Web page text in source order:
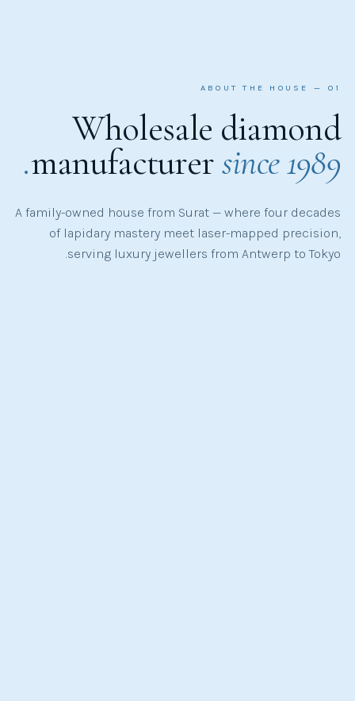
Wholesale
manufacturersince
A family-owned house from Surat — where four
of lapidary mastery meet laser-mapped
serving luxury jewellers from Antwerp to